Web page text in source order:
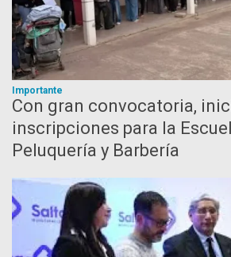
Importante
Con gran convocatoria,
inscripciones para la
Peluquería y Barbería